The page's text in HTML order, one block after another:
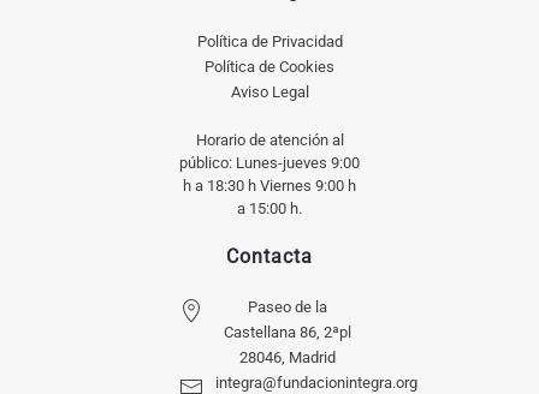
Política de Privacidad
Política de Cookies
Aviso Legal
Horario de atención al
público: Lunes-jueves 9:00
h a 18:30 h Viernes 9:00 h
a 15:00 h.
Contacta
Paseo de la
Castellana 86, 2ªpl
28046, Madrid
integra@fundacionintegra.org